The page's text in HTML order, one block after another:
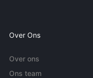
Over Ons
Over ons
Ons team